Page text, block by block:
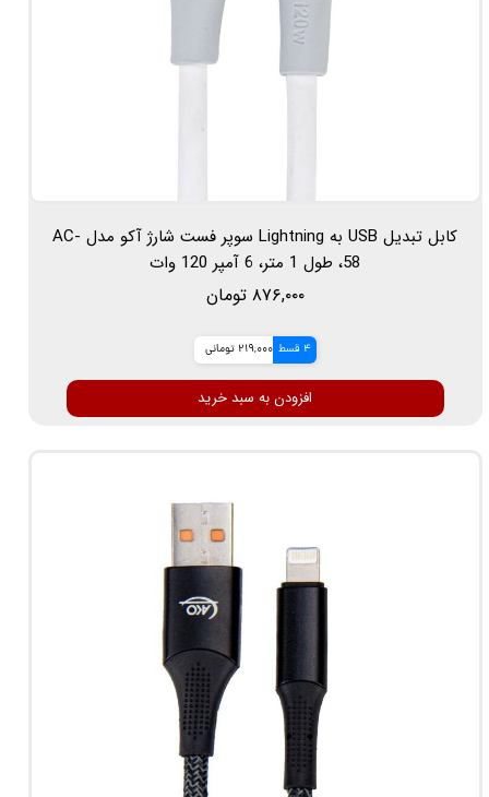
کابل تبدیل USB به Lightning سوپر فست شارژ آکو مدل AC-
58، طول 1 متر، 6 آمپر 120 وات
۸۷۶,۰۰۰ تومان
4 قسط 219,000 تومانی
افزودن به سبد خرید